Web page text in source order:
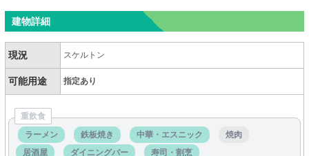
建物詳細
現況 スケルトン
可能用途 指定あり
重飲食
ラーメン
鉄板焼き 中華・エスニック
焼肉
居酒屋
ダイニングバー
寿司・割烹